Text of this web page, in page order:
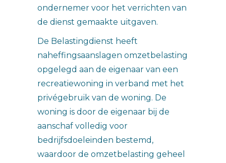
ondernemer voor het verrichten van
de dienst gemaakte uitgaven.
De Belastingdienst heeft
naheffingsaanslagen omzetbelasting
opgelegd aan de eigenaar van een
recreatiewoning in verband met het
privégebruik van de woning. De
woning is door de eigenaar bij de
aanschaf volledig voor
bedrijfsdoeleinden bestemd,
waardoor de omzetbelasting geheel